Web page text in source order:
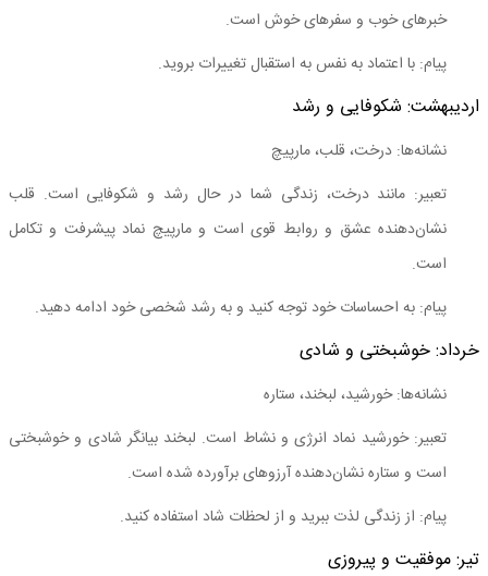
خبرهای خوب و سفرهای خوش است.
پیام: با اعتماد به نفس به استقبال تغییرات بروید.
اردیبهشت: شکوفایی و رشد
نشانه‌ها: درخت، قلب، مارپیچ
تعبیر: مانند درخت، زندگی شما در حال رشد و شکوفایی است. قلب
نشان‌دهنده عشق و روابط قوی است و مارپیچ نماد پیشرفت و تکامل
است.
پیام: به احساسات خود توجه کنید و به رشد شخصی خود ادامه دهید.
خرداد: خوشبختی و شادی
نشانه‌ها: خورشید، لبخند، ستاره
تعبیر: خورشید نماد انرژی و نشاط است. لبخند بیانگر شادی و خوشبختی
است و ستاره نشان‌دهنده آرزوهای برآورده شده است.
پیام: از زندگی لذت ببرید و از لحظات شاد استفاده کنید.
تیر: موفقیت و پیروزی